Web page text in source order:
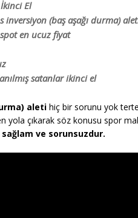
El
inversiyon (baş aşağı durma)
en ucuz fiyat
satanlar ikinci el
aleti hiç bir sorunu yok
yola çıkarak söz konusu spor
ve sorunsuzdur.